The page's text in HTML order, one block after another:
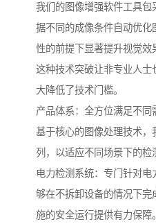
我们的图像增强软件工具
据不同的成像条件自动优
性的前提下显著提升视觉效
这种技术突破让非专业人
大降低了技术门槛。
产品体系：全方位满足不同
基于核心的图像处理技术，
列，以适应不同场景下的检
电力检测系统：专门针对
够在不拆卸设备的情况下
施的安全运行提供有力保障。